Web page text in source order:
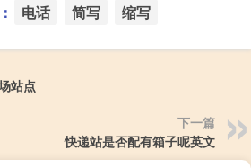
电话 简写 缩写
站点
下一篇
快递站是否配有箱子呢英文